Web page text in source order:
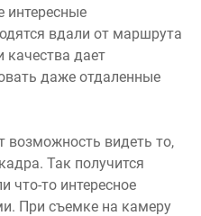
интересные
вдали от маршрута
качества дает
даже отдаленные
возможность видеть то,
Так получится
что-то интересное
При съемке на камеру